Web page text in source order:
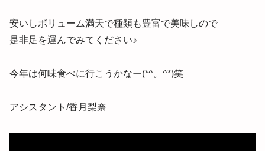
安いしボリューム満天で種類も豊富で美味しので
是非足を運んでみてください♪
今年は何味食べに行こうかなー(*^。^*)笑
アシスタント/香月梨奈